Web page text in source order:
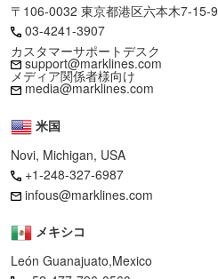
〒106-0032 東京都港区六本木7-15-9
03-4241-3907
カスタマーサポートデスク
support@marklines.com
メディア関係者様向け
media@marklines.com
米国
Novi, Michigan, USA
+1-248-327-6987
infous@marklines.com
メキシコ
León Guanajuato,Mexico